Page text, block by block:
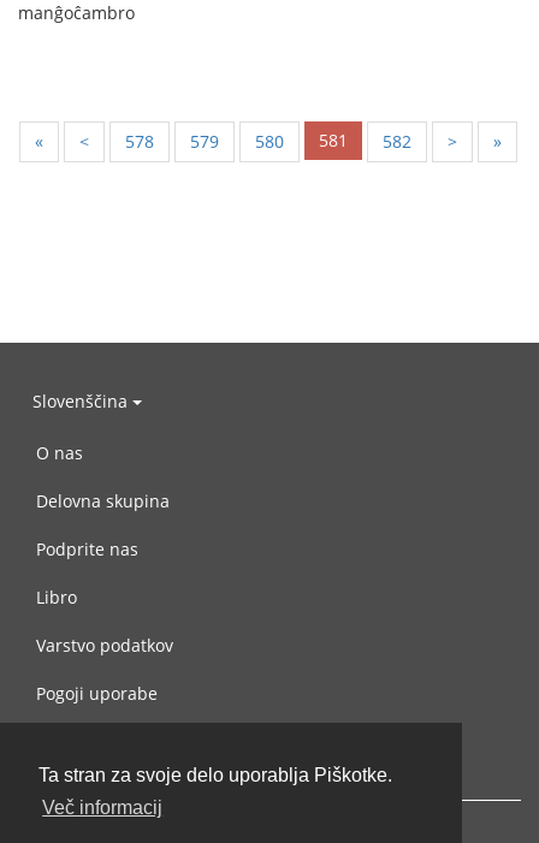
Ta stran za svoje delo uporablja Piškotke.
Več informacij
manĝoĉambro
« < 578 579 580 581 582 > »
Slovenščina
O nas
Delovna skupina
Podprite nas
Libro
Varstvo podatkov
Pogoji uporabe